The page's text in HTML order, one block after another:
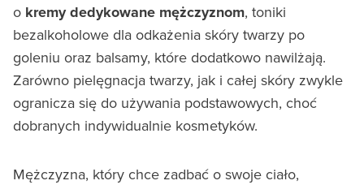
o kremy dedykowane mężczyznom, toniki
bezalkoholowe dla odkażenia skóry twarzy po
goleniu oraz balsamy, które dodatkowo nawilżają.
Zarówno pielęgnacja twarzy, jak i całej skóry zwykle
ogranicza się do używania podstawowych, choć
dobranych indywidualnie kosmetyków.
Mężczyzna, który chce zadbać o swoje ciało,